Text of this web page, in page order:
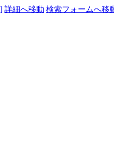
詳細へ移動 検索フォームへ移